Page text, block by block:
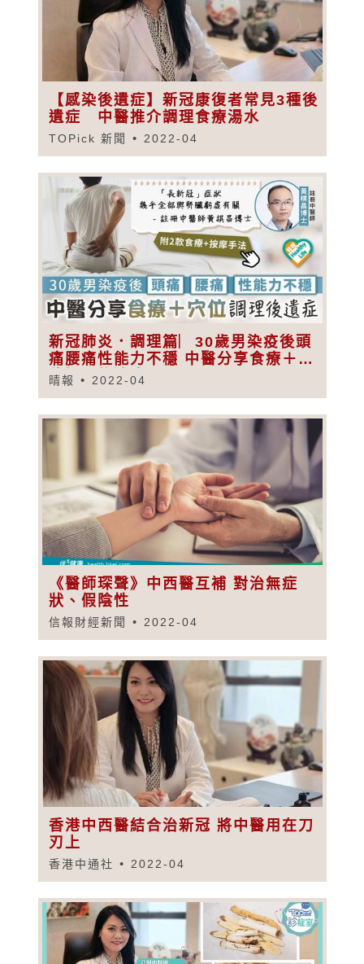
【感染後遺症】新冠康復者常見3種後
遺症 中醫推介調理食療湯水
TOPick 新聞 2022-04
新冠肺炎．調理篇︳30歲男染疫後頭
痛腰痛性能力不穩 中醫分享食療＋穴
位調理後遺症
晴報 2022-04
《醫師琛聲》中西醫互補 對治無症
狀、假陰性
信報財經新聞 2022-04
香港中西醫結合治新冠 將中醫用在刀
刃上
香港中通社 2022-04